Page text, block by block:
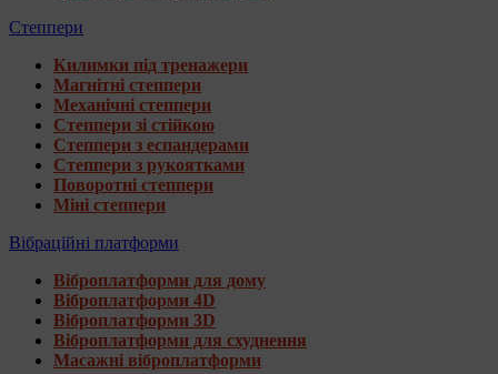
Степпери
Килимки під тренажери
Магнітні степпери
Механічні степпери
Степпери зі стійкою
Степпери з еспандерами
Степпери з рукоятками
Поворотні степпери
Міні степпери
Вібраційні платформи
Віброплатформи для дому
Віброплатформи 4D
Віброплатформи 3D
Віброплатформи для схуднення
Масажні віброплатформи